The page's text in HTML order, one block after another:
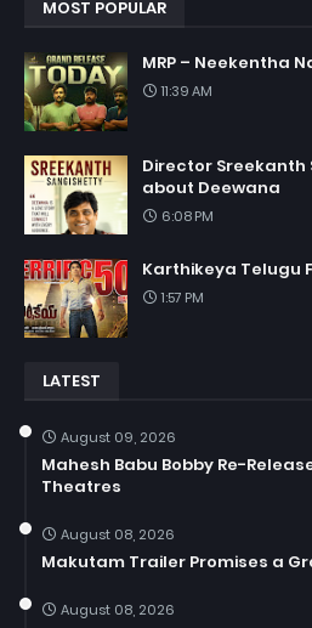
MOST POPULAR
MRP – Neekentha
11:39 AM
Director
about Deewana
6:08 PM
Karthikeya Telugu
1:57 PM
LATEST
August 09, 2026
Mahesh Babu Bobby Re-
Theatres
August 08, 2026
Makutam Trailer Promises a
August 08, 2026